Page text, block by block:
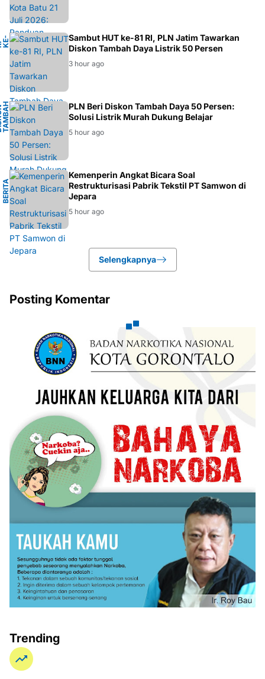
-1
Sambut HUT ke-81 RI, PLN Jatim Tawarkan
Diskon Tambah Daya Listrik 50 Persen
3 hour ago
B
HA
PLN Beri Diskon Tambah Daya 50 Persen:
Solusi Listrik Murah Dukung Belajar
5 hour ago
B
E
R
I
T
A
E
K
O
N
O
MI
Kemenperin Angkat Bicara Soal
Restrukturisasi Pabrik Tekstil PT Samwon di
Jepara
5 hour ago
Selengkapnya
Posting Komentar
Trending